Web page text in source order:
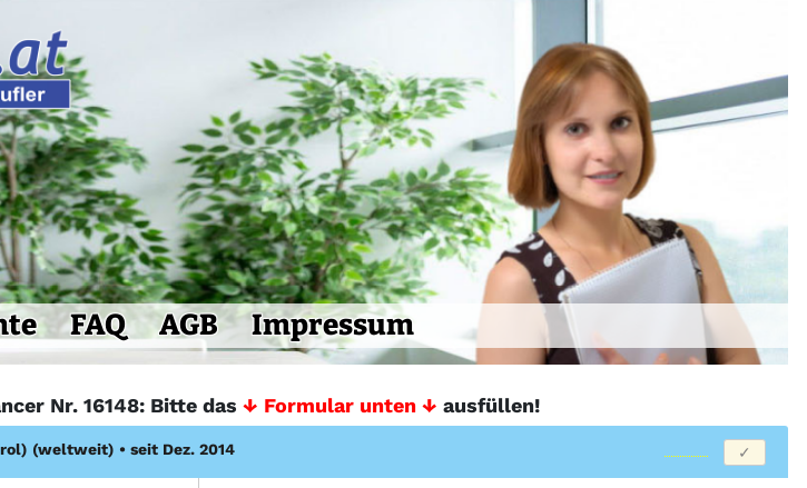
FAQ AGB Impressum
Nr. 16148: Bitte das ↓ Formular unten ↓ ausfüllen!
(weltweit) • seit Dez. 2014